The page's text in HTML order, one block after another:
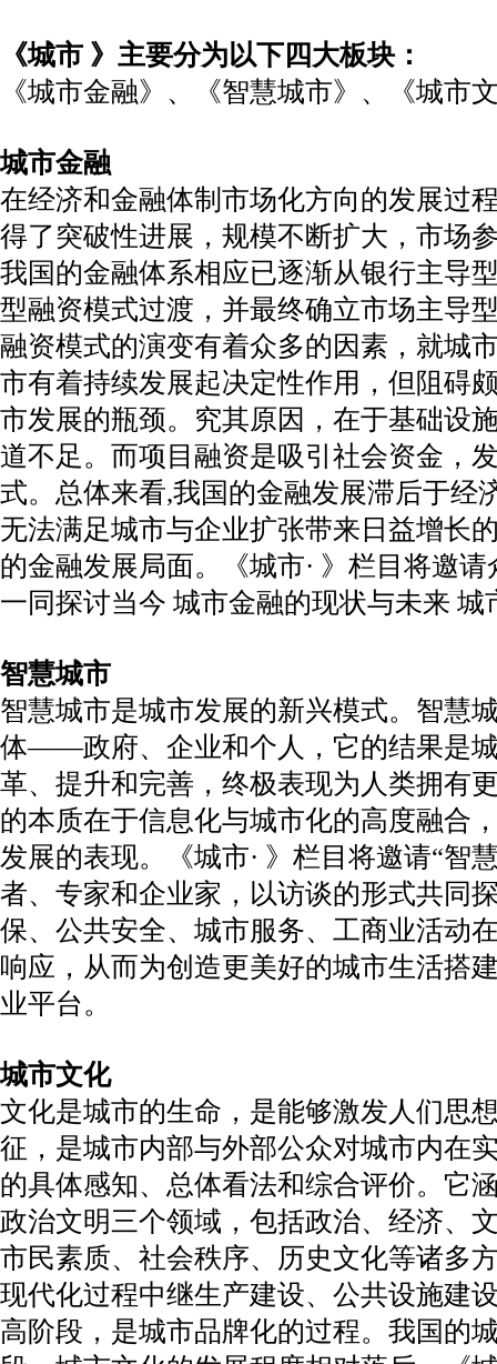
《城市 》主要分为以下四大板块：
《城市金融》、《智慧城市》、《城市
城市金融
在经济和金融体制市场化方向的发展过
得了突破性进展，规模不断扩大，市场
我国的金融体系相应已逐渐从银行主导
型融资模式过渡，并最终确立市场主导
融资模式的演变有着众多的因素，就城
市有着持续发展起决定性作用，但阻碍
市发展的瓶颈。究其原因，在于基础设
道不足。而项目融资是吸引社会资金，
式。总体来看,我国的金融发展滞后于经
无法满足城市与企业扩张带来日益增长
的金融发展局面。《城市· 》栏目将邀
一同探讨当今 城市金融的现状与未来 城
智慧城市
智慧城市是城市发展的新兴模式。智慧
体——政府、企业和个人，它的结果是
革、提升和完善，终极表现为人类拥有
的本质在于信息化与城市化的高度融合
发展的表现。《城市· 》栏目将邀请“智
者、专家和企业家，以访谈的形式共同
保、公共安全、城市服务、工商业活动
响应，从而为创造更美好的城市生活搭
业平台。
城市文化
文化是城市的生命，是能够激发人们思
征，是城市内部与外部公众对城市内在
的具体感知、总体看法和综合评价。它
政治文明三个领域，包括政治、经济、
市民素质、社会秩序、历史文化等诸多
现代化过程中继生产建设、公共设施建
高阶段，是城市品牌化的过程。我国的